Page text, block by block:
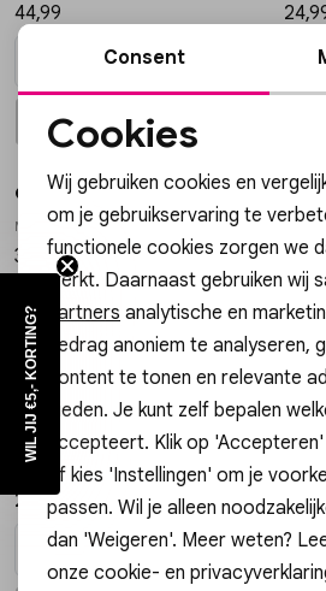
Vesten
Jassen
44,99
In winkelmand
Selecteer maat
Gossip
MAAN SUEDE TAS MAAN SUEDE
39,99
In winkelmand
Selecteer maat
TAS
Via Vai
61099-01-900 ZIVA RAVE LAARS
249,95
Noodzakelijke cookies
Personalisatie cookies
Analytische cookies
Marketing cookies
Consent
Cookies
Wij gebruiken cookies en
om je gebruikservaring te
functionele cookies zorgen we
werkt. Daarnaast gebruiken wij
partners analytische en
gedrag anoniem te analyseren,
content te tonen en relevante
bieden. Je kunt zelf bepalen
accepteert. Klik op
of kies 'Instellingen' om je
passen. Wil je alleen
dan 'Weigeren'. Meer weten?
onze cookie- en
WIL JIJ €5,- KORTING?